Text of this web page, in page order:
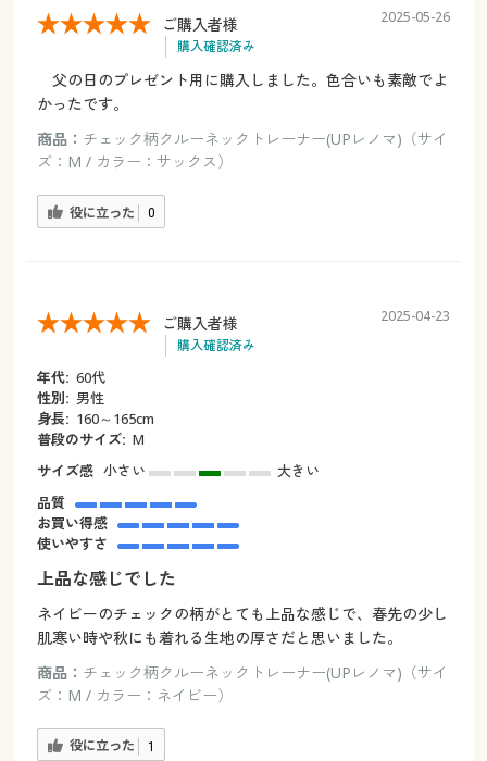
ご購入者様
購入確認済み
2025-05-26
父の日のプレゼント用に購入しました。色合いも素敵でよ
かったです。
商品： チェック柄クルーネックトレーナー(UPレノマ)（サイ
ズ：M / カラー：サックス）
役に立った 0
ご購入者様
購入確認済み
2025-04-23
年代: 60代
性別: 男性
身長: 160～165cm
普段のサイズ: M
サイズ感 小さい
大きい
品質
お買い得感
使いやすさ
上品な感じでした
ネイビーのチェックの柄がとても上品な感じで、春先の少し
肌寒い時や秋にも着れる生地の厚さだと思いました。
商品： チェック柄クルーネックトレーナー(UPレノマ)（サイ
ズ：M / カラー：ネイビー）
役に立った 1